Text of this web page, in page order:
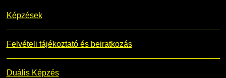
Képzések
Felvételi tájékoztató és beiratkozás
Duális Képzés